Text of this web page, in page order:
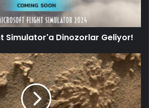
Simulator'a Dinozorlar Geliyor!